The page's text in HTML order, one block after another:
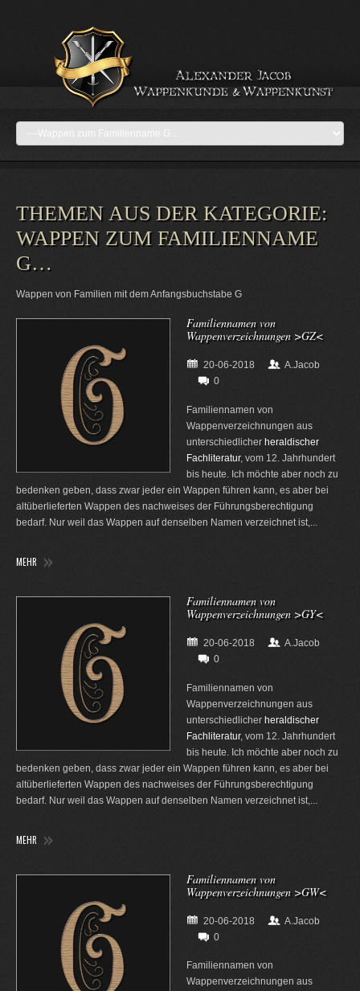
THEMEN AUS DER KATEGORIE:
WAPPEN ZUM FAMILIENNAME
G…
Wappen von Familien mit dem Anfangsbuchstabe G
Familiennamen von
Wappenverzeichnungen >GZ<
20-06-2018
A.Jacob
0
Familiennamen von
Wappenverzeichnungen aus
unterschiedlicher heraldischer
Fachliteratur, vom 12. Jahrhundert
bis heute. Ich möchte aber noch zu
bedenken geben, dass zwar jeder ein Wappen führen kann, es aber bei
altüberlieferten Wappen des nachweises der Führungsberechtigung
bedarf. Nur weil das Wappen auf denselben Namen verzeichnet ist,...
MEHR
Familiennamen von
Wappenverzeichnungen >GY<
20-06-2018
A.Jacob
0
Familiennamen von
Wappenverzeichnungen aus
unterschiedlicher heraldischer
Fachliteratur, vom 12. Jahrhundert
bis heute. Ich möchte aber noch zu
bedenken geben, dass zwar jeder ein Wappen führen kann, es aber bei
altüberlieferten Wappen des nachweises der Führungsberechtigung
bedarf. Nur weil das Wappen auf denselben Namen verzeichnet ist,...
MEHR
Familiennamen von
Wappenverzeichnungen >GW<
20-06-2018
A.Jacob
0
Familiennamen von
Wappenverzeichnungen aus